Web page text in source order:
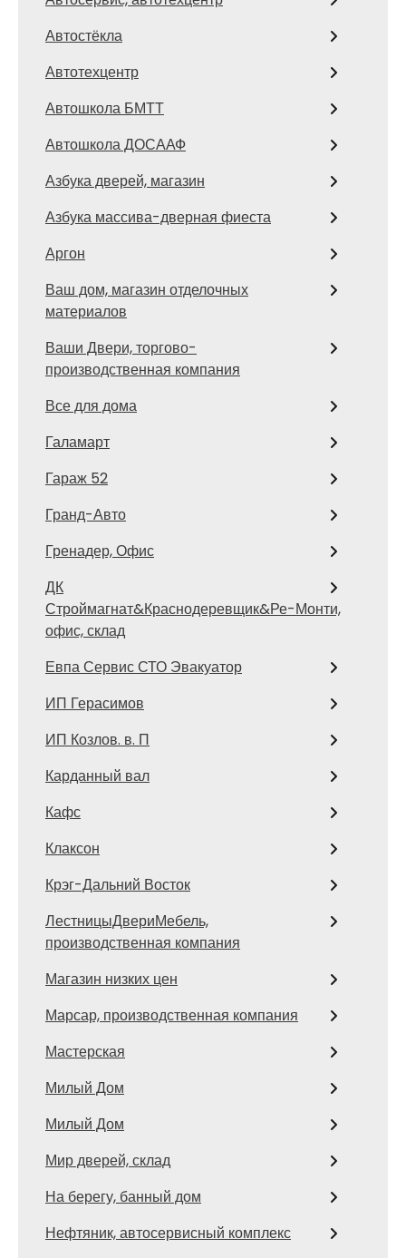
Автостёкла
Автотехцентр
Автошкола БМТТ
Автошкола ДОСААФ
Азбука дверей, магазин
Азбука массива-дверная фиеста
Аргон
Ваш дом, магазин отделочных
материалов
Ваши Двери, торгово-
производственная компания
Все для дома
Галамарт
Гараж 52
Гранд-Авто
Гренадер, Офис
ДК
Строймагнат&Краснодеревщик&Ре-Монти,
офис, склад
Евпа Сервис СТО Эвакуатор
ИП Герасимов
ИП Козлов. в. П
Карданный вал
Кафс
Клаксон
Крэг-Дальний Восток
ЛестницыДвериМебель,
производственная компания
Магазин низких цен
Марсар, производственная компания
Мастерская
Милый Дом
Милый Дом
Мир дверей, склад
На берегу, банный дом
Нефтяник, автосервисный комплекс